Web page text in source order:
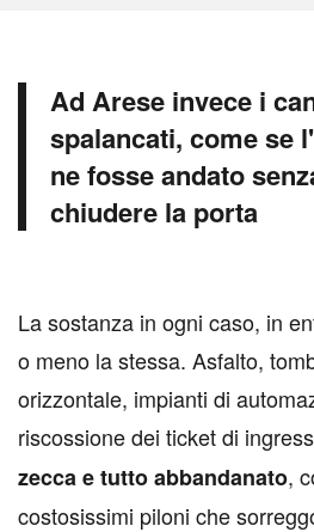
Ad Arese invece i
spalancati, come se
ne fosse andato
chiudere la porta
La sostanza in ogni caso, in
o meno la stessa. Asfalto,
orizzontale, impianti di
riscossione dei ticket di
zecca e tutto abbandanato,
costosissimi piloni che